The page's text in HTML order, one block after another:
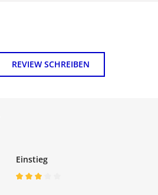
REVIEW SCHREIBEN
Einstieg